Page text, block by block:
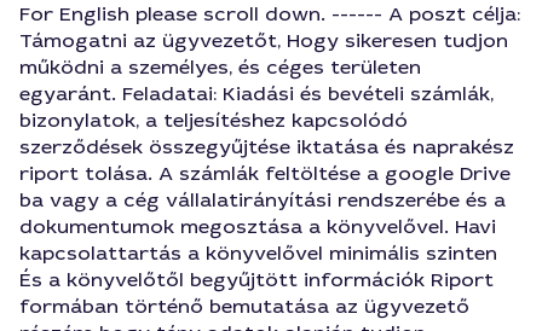
For English please scroll down. ------ A poszt célja:
Támogatni az ügyvezetőt, Hogy sikeresen tudjon
működni a személyes, és céges területen
egyaránt. Feladatai: Kiadási és bevételi számlák,
bizonylatok, a teljesítéshez kapcsolódó
szerződések összegyűjtése iktatása és naprakész
riport tolása. A számlák feltöltése a google Drive
ba vagy a cég vállalatirányítási rendszerébe és a
dokumentumok megosztása a könyvelővel. Havi
kapcsolattartás a könyvelővel minimális szinten
És a könyvelőtől begyűjtött információk Riport
formában történő bemutatása az ügyvezető